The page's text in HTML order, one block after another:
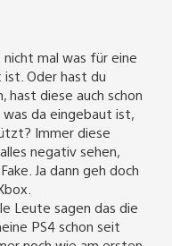
mal was für eine
ist. Oder hast du
hast diese auch schon
da eingebaut ist,
Immer diese
negativ sehen,
Ja dann geh doch
Leute sagen das die
PS4 schon seit